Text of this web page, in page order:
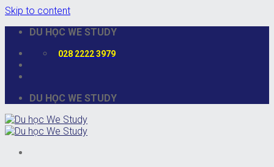
Skip to content
DU HỌC WE STUDY
028 2222 3979
DU HỌC WE STUDY